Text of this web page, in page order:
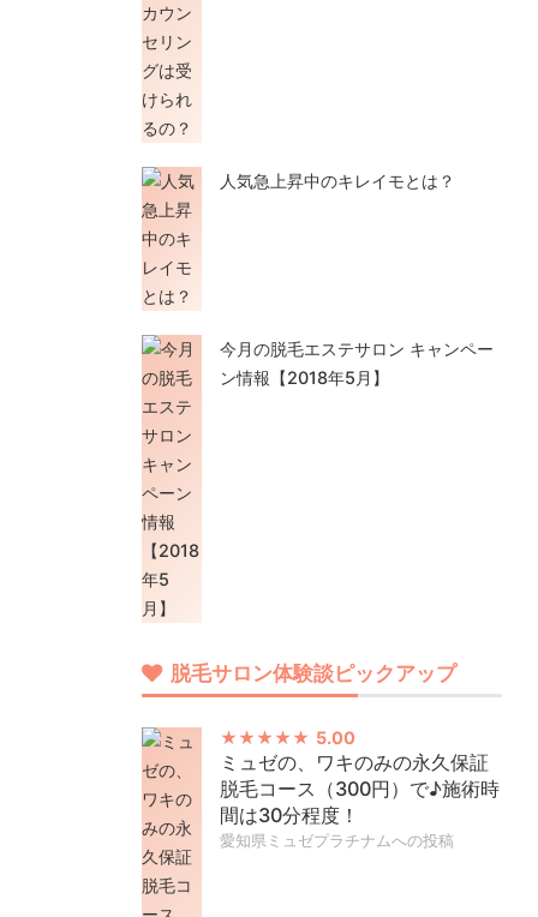
人気急上昇中のキレイモとは？
今月の脱毛エステサロン キャンペー
ン情報【2018年5月】
脱毛サロン体験談ピックアップ
5.00
ミュゼの、ワキのみの永久保証
脱毛コース（300円）で♪施術時
間は30分程度！
愛知県ミュゼプラチナムへの投稿